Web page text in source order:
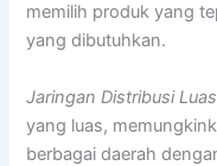
memilih produk yang
yang dibutuhkan.
Jaringan Distribusi Luas
yang luas,
berbagai daerah